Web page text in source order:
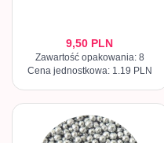
9,50 PLN
Zawartość opakowania: 8
Cena jednostkowa: 1.19 PLN